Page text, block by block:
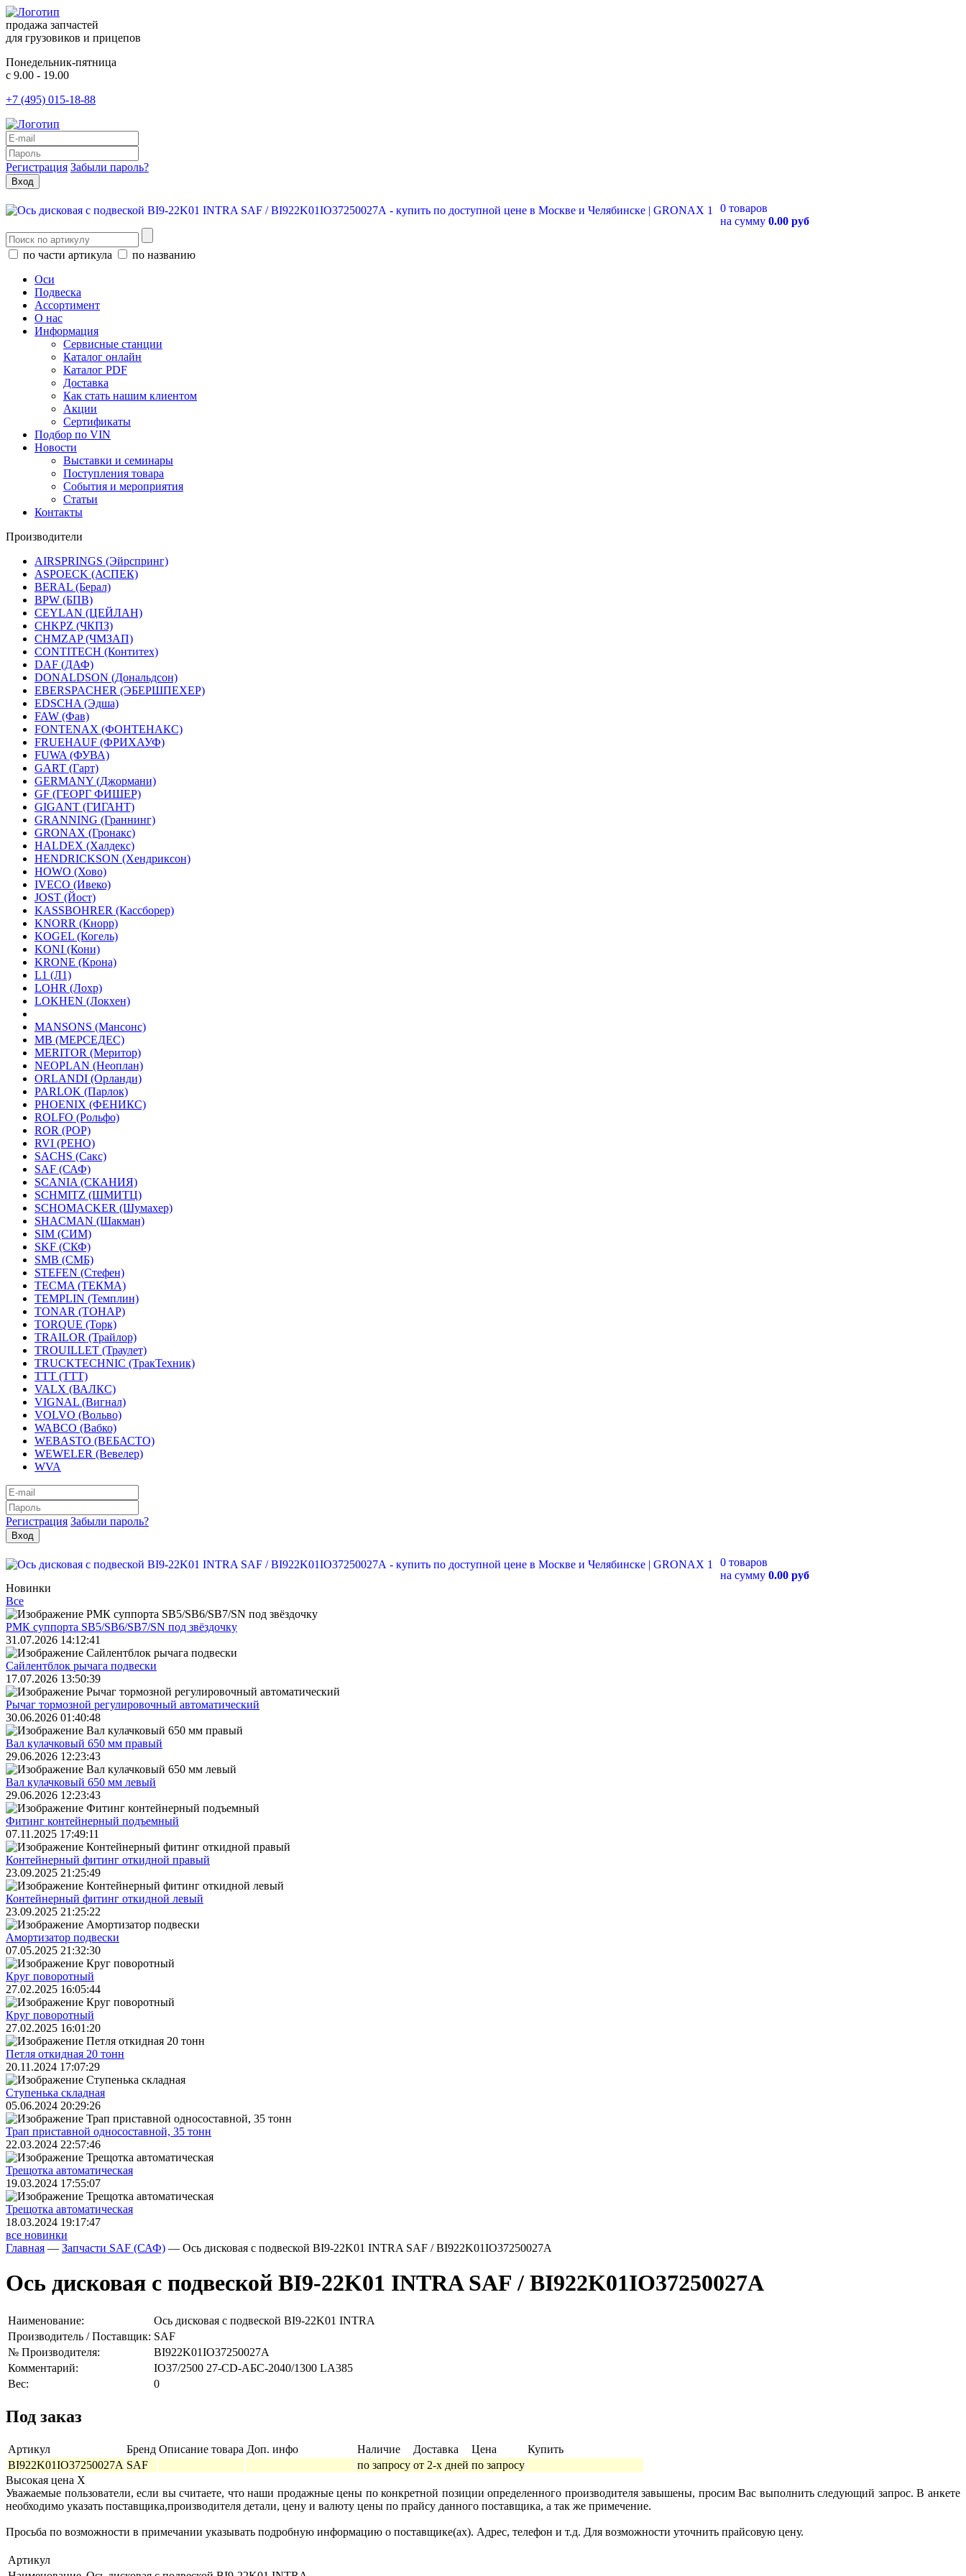
продажа запчастей
для грузовиков и прицепов
Понедельник-пятница
с 9.00 - 19.00
+7 (495) 015-18-88
Регистрация Забыли пароль?
0 товаров
на сумму 0.00 руб
по части артикула
по названию
Оси
Подвеска
Ассортимент
О нас
Информация
Сервисные станции
Каталог онлайн
Каталог PDF
Доставка
Как стать нашим клиентом
Акции
Сертификаты
Подбор по VIN
Новости
Выставки и семинары
Поступления товара
События и мероприятия
Статьи
Контакты
Производители
AIRSPRINGS (Эйрспринг)
ASPOECK (АСПЕК)
BERAL (Берал)
BPW (БПВ)
CEYLAN (ЦЕЙЛАН)
CHKPZ (ЧКПЗ)
CHMZAP (ЧМЗАП)
CONTITECH (Контитех)
DAF (ДАФ)
DONALDSON (Дональдсон)
EBERSPACHER (ЭБЕРШПЕХЕР)
EDSCHA (Эдша)
FAW (Фав)
FONTENAX (ФОНТЕНАКС)
FRUEHAUF (ФРИХАУФ)
FUWA (ФУВА)
GART (Гарт)
GERMANY (Джормани)
GF (ГЕОРГ ФИШЕР)
GIGANT (ГИГАНТ)
GRANNING (Граннинг)
GRONAX (Гронакс)
HALDEX (Халдекс)
HENDRICKSON (Хендриксон)
HOWO (Хово)
IVECO (Ивеко)
JOST (Йост)
KASSBOHRER (Касcборер)
KNORR (Кнорр)
KOGEL (Когель)
KONI (Кони)
KRONE (Крона)
L1 (Л1)
LOHR (Лохр)
LOKHEN (Локхен)
MANSONS (Мансонс)
MB (МЕРСЕДЕС)
MERITOR (Меритор)
NEOPLAN (Неоплан)
ORLANDI (Орланди)
PARLOK (Парлок)
PHOENIX (ФЕНИКС)
ROLFO (Рольфо)
ROR (РОР)
RVI (РЕНО)
SACHS (Сакс)
SAF (САФ)
SCANIA (СКАНИЯ)
SCHMITZ (ШМИТЦ)
SCHOMACKER (Шумахер)
SHACMAN (Шакман)
SIM (СИМ)
SKF (СКФ)
SMB (СМБ)
STEFEN (Стефен)
TECMA (ТЕКМА)
TEMPLIN (Темплин)
TONAR (ТОНАР)
TORQUE (Торк)
TRAILOR (Трайлор)
TROUILLET (Траулет)
TRUCKTECHNIC (ТракТехник)
TTT (ТТТ)
VALX (ВАЛКС)
VIGNAL (Вигнал)
VOLVO (Вольво)
WABCO (Вабко)
WEBASTO (ВЕБАСТО)
WEWELER (Вевелер)
WVA
Регистрация Забыли пароль?
0 товаров
на сумму 0.00 руб
Новинки
Все
РМК суппорта SB5/SB6/SB7/SN под звёздочку
31.07.2026 14:12:41
Сайлентблок рычага подвески
17.07.2026 13:50:39
Рычаг тормозной регулировочный автоматический
30.06.2026 01:40:48
Вал кулачковый 650 мм правый
29.06.2026 12:23:43
Вал кулачковый 650 мм левый
29.06.2026 12:23:43
Фитинг контейнерный подъемный
07.11.2025 17:49:11
Контейнерный фитинг откидной правый
23.09.2025 21:25:49
Контейнерный фитинг откидной левый
23.09.2025 21:25:22
Амортизатор подвески
07.05.2025 21:32:30
Круг поворотный
27.02.2025 16:05:44
Круг поворотный
27.02.2025 16:01:20
Петля откидная 20 тонн
20.11.2024 17:07:29
Ступенька складная
05.06.2024 20:29:26
Трап приставной односоставной, 35 тонн
22.03.2024 22:57:46
Трещoтка автоматическая
19.03.2024 17:55:07
Трещoтка автоматическая
18.03.2024 19:17:47
все новинки
Главная — Запчасти SAF (САФ) — Ось дисковая с подвеской BI9-22K01 INTRA SAF / BI922K01IO37250027А
Ось дисковая с подвеской BI9-22K01 INTRA SAF / BI922K01IO37250027А
Наименование:
Ось дисковая с подвеской BI9-22K01 INTRA
Производитель / Поставщик: SAF
№ Производителя:
BI922K01IO37250027А
Комментарий:
IO37/2500 27-CD-АБС-2040/1300 LA385
Вес:
0
Под заказ
Артикул Бренд Описание товара Доп. инфо Наличие Доставка Цена
Купить
BI922K01IO37250027А SAF по запросу от 2-х дней по запросу
Высокая цена X
Уважаемые пользователи, если вы считаете, что наши продажные цены по конкретной позиции определенного производителя завышены, просим Вас выполнить следующий запрос. В анкете
необходимо указать поставщика,производителя детали, цену и валюту цены по прайсу данного поставщика, а так же примечение.
Просьба по возможности в примечании указывать подробную информацию о поставщике(ах). Адрес, телефон и т.д. Для возможности уточнить прайсовую цену.
Артикул